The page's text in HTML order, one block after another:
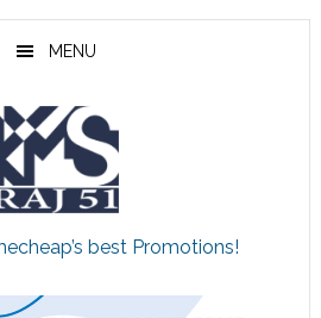
MENU
best Promotions!